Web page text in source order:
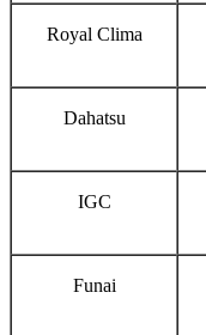
Royal Clima
Dahatsu
IGC
Funai